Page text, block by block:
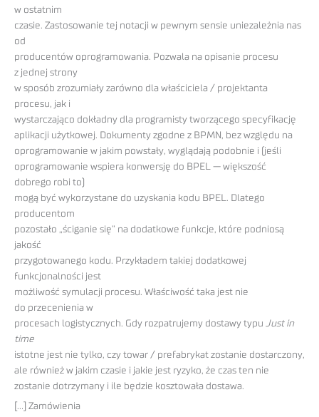
w ostatnim
czasie. Zastosowanie tej notacji w pewnym sensie uniezależnia nas
od
producentów oprogramowania. Pozwala na opisanie procesu
z jednej strony
w sposób zrozumiały zarówno dla właściciela / projektanta
procesu, jak i
wystarczająco dokładny dla programisty tworzącego specyfikację
aplikacji użytkowej. Dokumenty zgodne z BPMN, bez względu na
oprogramowanie w jakim powstały, wyglądają podobnie i (jeśli
oprogramowanie wspiera konwersję do BPEL — większość
dobrego robi to)
mogą być wykorzystane do uzyskania kodu BPEL. Dlatego
producentom
pozostało „ściganie się” na dodatkowe funkcje, które podniosą
jakość
przygotowanego kodu. Przykładem takiej dodatkowej
funkcjonalności jest
możliwość symulacji procesu. Właściwość taka jest nie
do przecenienia w
procesach logistycznych. Gdy rozpatrujemy dostawy typu Just in
time
istotne jest nie tylko, czy towar / prefabrykat zostanie dostarczony,
ale również w jakim czasie i jakie jest ryzyko, że czas ten nie
zostanie dotrzymany i ile będzie kosztowała dostawa.
[…] Zamówienia